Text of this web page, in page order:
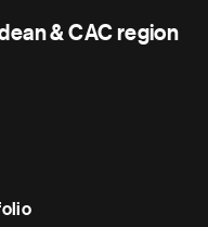
& CAC region